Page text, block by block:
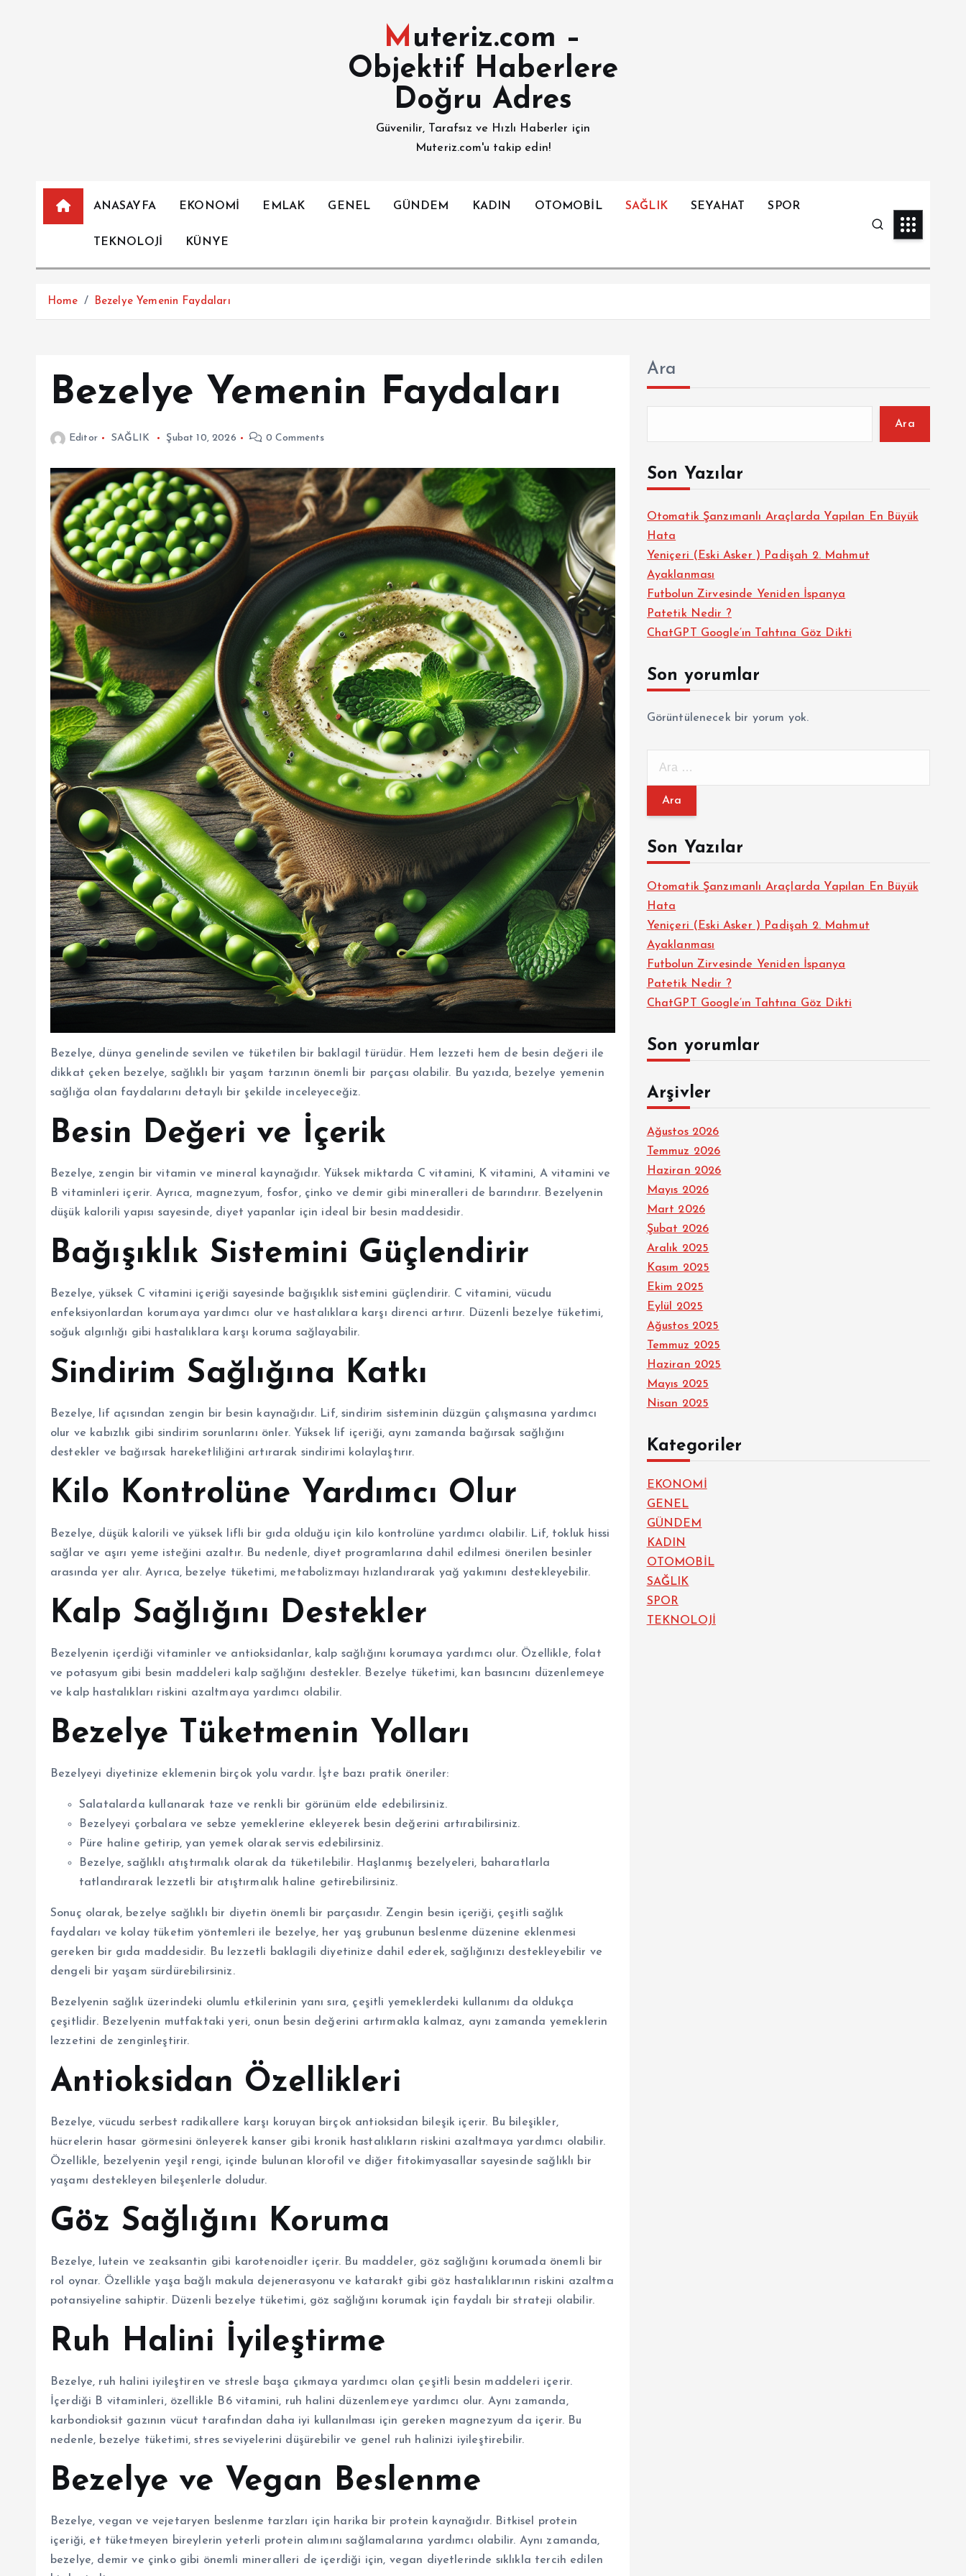
Muteriz.com –
Objektif Haberlere
Doğru Adres
Güvenilir, Tarafsız ve Hızlı Haberler için
Muteriz.com'u takip edin!
ANASAYFA EKONOMİ EMLAK GENEL GÜNDEM KADIN OTOMOBİL SAĞLIK SEYAHAT SPOR
TEKNOLOJİ KÜNYE
Home Bezelye Yemenin Faydaları
Bezelye Yemenin Faydaları
Editor SAĞLIK Şubat 10, 2026 0 Comments
Bezelye, dünya genelinde sevilen ve tüketilen bir baklagil türüdür. Hem lezzeti hem de besin değeri ile
dikkat çeken bezelye, sağlıklı bir yaşam tarzının önemli bir parçası olabilir. Bu yazıda, bezelye yemenin
sağlığa olan faydalarını detaylı bir şekilde inceleyeceğiz.
Besin Değeri ve İçerik
Bezelye, zengin bir vitamin ve mineral kaynağıdır. Yüksek miktarda C vitamini, K vitamini, A vitamini ve
B vitaminleri içerir. Ayrıca, magnezyum, fosfor, çinko ve demir gibi mineralleri de barındırır. Bezelyenin
düşük kalorili yapısı sayesinde, diyet yapanlar için ideal bir besin maddesidir.
Bağışıklık Sistemini Güçlendirir
Bezelye, yüksek C vitamini içeriği sayesinde bağışıklık sistemini güçlendirir. C vitamini, vücudu
enfeksiyonlardan korumaya yardımcı olur ve hastalıklara karşı direnci artırır. Düzenli bezelye tüketimi,
soğuk algınlığı gibi hastalıklara karşı koruma sağlayabilir.
Sindirim Sağlığına Katkı
Bezelye, lif açısından zengin bir besin kaynağıdır. Lif, sindirim sisteminin düzgün çalışmasına yardımcı
olur ve kabızlık gibi sindirim sorunlarını önler. Yüksek lif içeriği, aynı zamanda bağırsak sağlığını
destekler ve bağırsak hareketliliğini artırarak sindirimi kolaylaştırır.
Kilo Kontrolüne Yardımcı Olur
Bezelye, düşük kalorili ve yüksek lifli bir gıda olduğu için kilo kontrolüne yardımcı olabilir. Lif, tokluk hissi
sağlar ve aşırı yeme isteğini azaltır. Bu nedenle, diyet programlarına dahil edilmesi önerilen besinler
arasında yer alır. Ayrıca, bezelye tüketimi, metabolizmayı hızlandırarak yağ yakımını destekleyebilir.
Kalp Sağlığını Destekler
Bezelyenin içerdiği vitaminler ve antioksidanlar, kalp sağlığını korumaya yardımcı olur. Özellikle, folat
ve potasyum gibi besin maddeleri kalp sağlığını destekler. Bezelye tüketimi, kan basıncını düzenlemeye
ve kalp hastalıkları riskini azaltmaya yardımcı olabilir.
Bezelye Tüketmenin Yolları
Bezelyeyi diyetinize eklemenin birçok yolu vardır. İşte bazı pratik öneriler:
Salatalarda kullanarak taze ve renkli bir görünüm elde edebilirsiniz.
Bezelyeyi çorbalara ve sebze yemeklerine ekleyerek besin değerini artırabilirsiniz.
Püre haline getirip, yan yemek olarak servis edebilirsiniz.
Bezelye, sağlıklı atıştırmalık olarak da tüketilebilir. Haşlanmış bezelyeleri, baharatlarla
tatlandırarak lezzetli bir atıştırmalık haline getirebilirsiniz.
Sonuç olarak, bezelye sağlıklı bir diyetin önemli bir parçasıdır. Zengin besin içeriği, çeşitli sağlık
faydaları ve kolay tüketim yöntemleri ile bezelye, her yaş grubunun beslenme düzenine eklenmesi
gereken bir gıda maddesidir. Bu lezzetli baklagili diyetinize dahil ederek, sağlığınızı destekleyebilir ve
dengeli bir yaşam sürdürebilirsiniz.
Bezelyenin sağlık üzerindeki olumlu etkilerinin yanı sıra, çeşitli yemeklerdeki kullanımı da oldukça
çeşitlidir. Bezelyenin mutfaktaki yeri, onun besin değerini artırmakla kalmaz, aynı zamanda yemeklerin
lezzetini de zenginleştirir.
Antioksidan Özellikleri
Bezelye, vücudu serbest radikallere karşı koruyan birçok antioksidan bileşik içerir. Bu bileşikler,
hücrelerin hasar görmesini önleyerek kanser gibi kronik hastalıkların riskini azaltmaya yardımcı olabilir.
Özellikle, bezelyenin yeşil rengi, içinde bulunan klorofil ve diğer fitokimyasallar sayesinde sağlıklı bir
yaşamı destekleyen bileşenlerle doludur.
Göz Sağlığını Koruma
Bezelye, lutein ve zeaksantin gibi karotenoidler içerir. Bu maddeler, göz sağlığını korumada önemli bir
rol oynar. Özellikle yaşa bağlı makula dejenerasyonu ve katarakt gibi göz hastalıklarının riskini azaltma
potansiyeline sahiptir. Düzenli bezelye tüketimi, göz sağlığını korumak için faydalı bir strateji olabilir.
Ruh Halini İyileştirme
Bezelye, ruh halini iyileştiren ve stresle başa çıkmaya yardımcı olan çeşitli besin maddeleri içerir.
İçerdiği B vitaminleri, özellikle B6 vitamini, ruh halini düzenlemeye yardımcı olur. Aynı zamanda,
karbondioksit gazının vücut tarafından daha iyi kullanılması için gereken magnezyum da içerir. Bu
nedenle, bezelye tüketimi, stres seviyelerini düşürebilir ve genel ruh halinizi iyileştirebilir.
Bezelye ve Vegan Beslenme
Bezelye, vegan ve vejetaryen beslenme tarzları için harika bir protein kaynağıdır. Bitkisel protein
içeriği, et tüketmeyen bireylerin yeterli protein alımını sağlamalarına yardımcı olabilir. Aynı zamanda,
bezelye, demir ve çinko gibi önemli mineralleri de içerdiği için, vegan diyetlerinde sıklıkla tercih edilen
Ara
Ara
Son Yazılar
Otomatik Şanzımanlı Araçlarda Yapılan En Büyük
Hata
Yeniçeri (Eski Asker ) Padişah 2. Mahmut
Ayaklanması
Futbolun Zirvesinde Yeniden İspanya
Patetik Nedir ?
ChatGPT Google’ın Tahtına Göz Dikti
Son yorumlar
Görüntülenecek bir yorum yok.
m
:Son Yazılar
Otomatik Şanzımanlı Araçlarda Yapılan En Büyük
Hata
Yeniçeri (Eski Asker ) Padişah 2. Mahmut
Ayaklanması
Futbolun Zirvesinde Yeniden İspanya
Patetik Nedir ?
ChatGPT Google’ın Tahtına Göz Dikti
Son yorumlar
Arşivler
Ağustos 2026
Temmuz 2026
Haziran 2026
Mayıs 2026
Mart 2026
Şubat 2026
Aralık 2025
Kasım 2025
Ekim 2025
Eylül 2025
Ağustos 2025
Temmuz 2025
Haziran 2025
Mayıs 2025
Nisan 2025
Kategoriler
EKONOMİ
GENEL
GÜNDEM
KADIN
OTOMOBİL
SAĞLIK
SPOR
TEKNOLOJİ